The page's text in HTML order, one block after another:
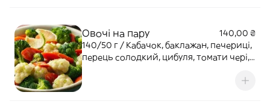
Овочі на пару
140,00 ₴
140/50 г / Кабачок, баклажан, печериці,
перець солодкий, цибуля, томати чері,